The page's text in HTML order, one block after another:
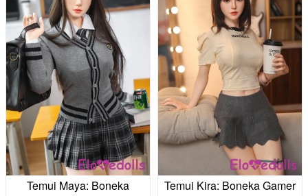
Temui Maya: Boneka
Temui Kira: Boneka Gamer